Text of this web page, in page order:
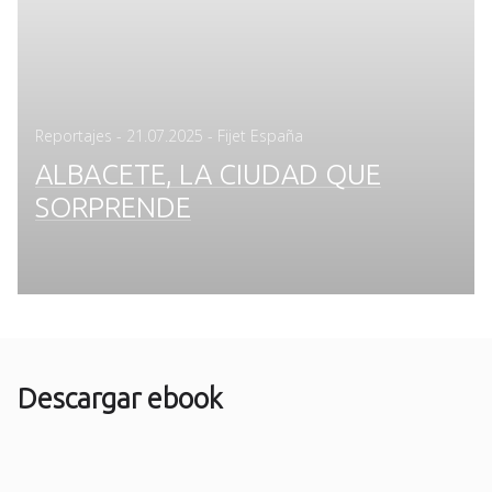
Reportajes - Posted
21.07.2025 - Fijet España
ALBACETE, LA CIUDAD QUE
SORPRENDE
Descargar ebook